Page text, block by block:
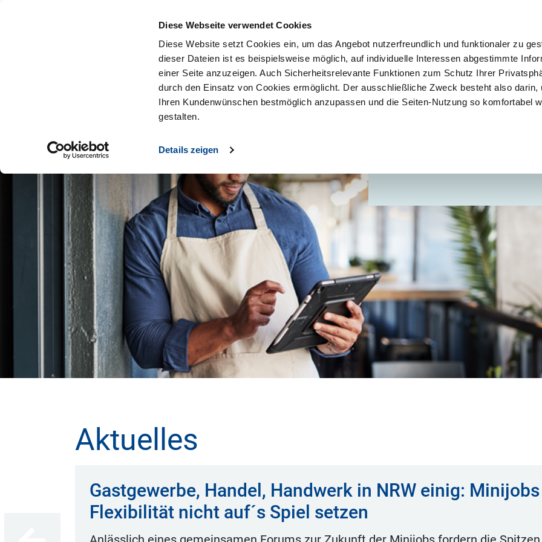
Diese Webseite verwendet Cookies
Diese Website setzt Cookies ein, um das Angebot nutzerfreundlich und funktionaler zu
dieser Dateien ist es beispielsweise möglich, auf individuelle Interessen abgestimmte
einer Seite anzuzeigen. Auch Sicherheitsrelevante Funktionen zum Schutz Ihrer
durch den Einsatz von Cookies ermöglicht. Der ausschließliche Zweck besteht also darin,
Ihren Kundenwünschen bestmöglich anzupassen und die Seiten-Nutzung so komfortabel
gestalten.
Details zeigen
Aktuelles
Gastgewerbe, Handel, Handwerk in NRW einig:
Flexibilität nicht auf´s Spiel setzen